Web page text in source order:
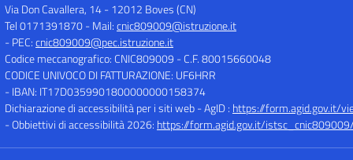
Via Don Cavallera, 14-12012 Boves (CN)
Tel 0171391870- Mail:cnic809009@istruzione.it
- PEC:cnic809009@pec.istruzione.it
Codice meccanografico: CNIC809009 - C.F. 80015660048
CODICE UNIVOCO DI FATTURAZIONE: UF6HRR
- IBAN: IT17D0359901800000000158374
Dichiarazione di accessibilità per i siti web - AgID : https://form.agid.gov.it/
- Obbiettivi di accessibilità 2026: https://form.agid.gov.it/